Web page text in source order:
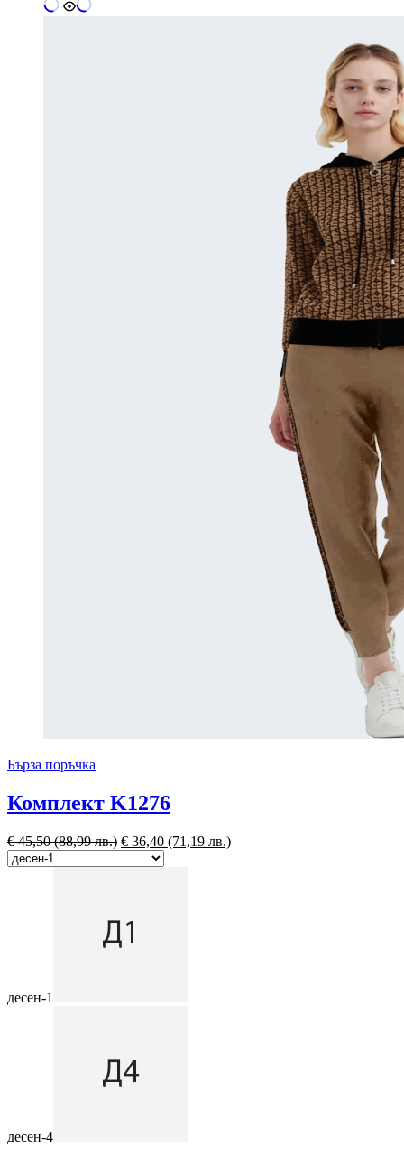
Бърза поръчка
Комплект K1276
€45,50(88,99 лв.) € 36,40 (71,19 лв.)
десен-1
десен-4